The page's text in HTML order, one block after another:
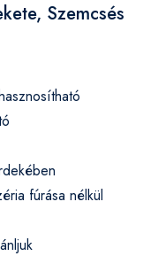
Szemcsés
fúrása nélkül